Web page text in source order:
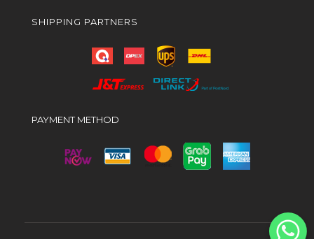
SHIPPING PARTNERS
PAYMENT METHOD